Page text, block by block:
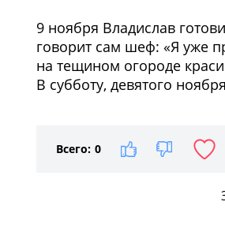
1/2
9 ноября Владислав
говорит сам шеф: «Я уже
на тещином огороде
В субботу, девятого
Всего: 0